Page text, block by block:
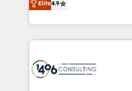
creating digital
people, processes and data. We offer the
digital solutions on the
marketing automation to
Elite4.9